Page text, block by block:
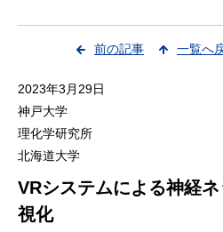
前の記事 一覧へ
2023年3月29日
神戸大学
理化学研究所
北海道大学
VRシステムによる神経
視化